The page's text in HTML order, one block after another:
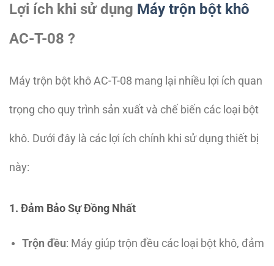
Lợi ích khi sử dụng Máy trộn bột khô
AC-T-08 ?
Máy trộn bột khô AC-T-08 mang lại nhiều lợi ích quan
trọng cho quy trình sản xuất và chế biến các loại bột
khô. Dưới đây là các lợi ích chính khi sử dụng thiết bị
này:
1. Đảm Bảo Sự Đồng Nhất
Trộn đều: Máy giúp trộn đều các loại bột khô, đảm